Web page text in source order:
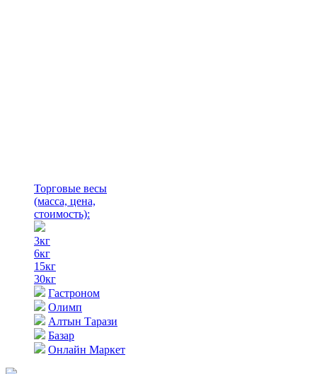
Торговые весы
(масса, цена,
стоимость):
3кг
6кг
15кг
30кг
Гастроном
Олимп
Алтын Тарази
Базар
Онлайн Маркет